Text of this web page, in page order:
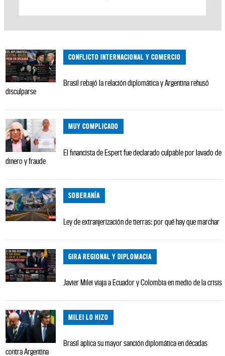
CONFLICTO INTERNACIONAL Y COMERCIO
Brasil rebajó la relación diplomática y Argentina rehusó
disculparse
MUY COMPLICADO
El financista de Espert fue declarado culpable por lavado de
dinero y fraude
SOBERANÍA
Ley de extranjerización de tierras: por qué hay que marchar
GIRA REGIONAL Y DIPLOMACIA
Javier Milei viaja a Ecuador y Colombia en medio de la crisis
MILEI LO HIZO
Brasil aplica su mayor sanción diplomática en décadas
contra Argentina